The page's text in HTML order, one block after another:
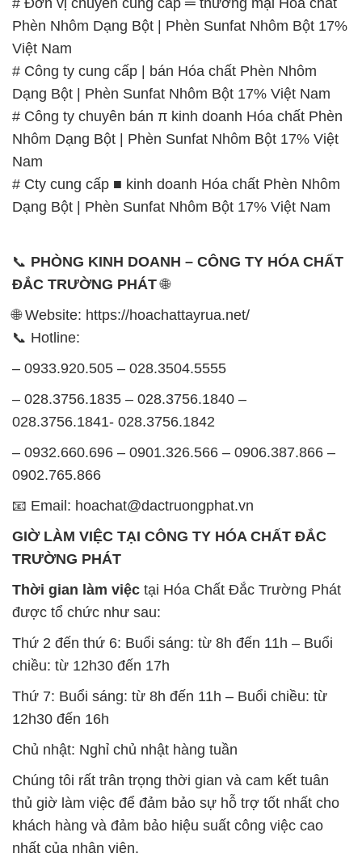
Phèn Nhôm Dạng Bột | Phèn Sunfat Nhôm Bột 17%
Việt Nam
# Công ty cung cấp | bán Hóa chất Phèn Nhôm
Dạng Bột | Phèn Sunfat Nhôm Bột 17% Việt Nam
# Công ty chuyên bán π kinh doanh Hóa chất Phèn
Nhôm Dạng Bột | Phèn Sunfat Nhôm Bột 17% Việt
Nam
# Cty cung cấp ■ kinh doanh Hóa chất Phèn Nhôm
Dạng Bột | Phèn Sunfat Nhôm Bột 17% Việt Nam
📞 PHÒNG KINH DOANH – CÔNG TY HÓA CHẤT
ĐẮC TRƯỜNG PHÁT🌐
🌐 Website: https://hoachattayrua.net/
📞 Hotline:
– 0933.920.505 – 028.3504.5555
– 028.3756.1835 – 028.3756.1840 –
028.3756.1841- 028.3756.1842
– 0932.660.696 – 0901.326.566 – 0906.387.866 –
0902.765.866
📧 Email: hoachat@dactruongphat.vn
GIỜ LÀM VIỆC TẠI CÔNG TY HÓA CHẤT ĐẮC
TRƯỜNG PHÁT
Thời gian làm việc tại Hóa Chất Đắc Trường Phát
được tổ chức như sau:
Thứ 2 đến thứ 6: Buổi sáng: từ 8h đến 11h – Buổi
chiều: từ 12h30 đến 17h
Thứ 7: Buổi sáng: từ 8h đến 11h – Buổi chiều: từ
12h30 đến 16h
Chủ nhật: Nghỉ chủ nhật hàng tuần
Chúng tôi rất trân trọng thời gian và cam kết tuân
thủ giờ làm việc để đảm bảo sự hỗ trợ tốt nhất cho
khách hàng và đảm bảo hiệu suất công việc cao
nhất của nhân viên.